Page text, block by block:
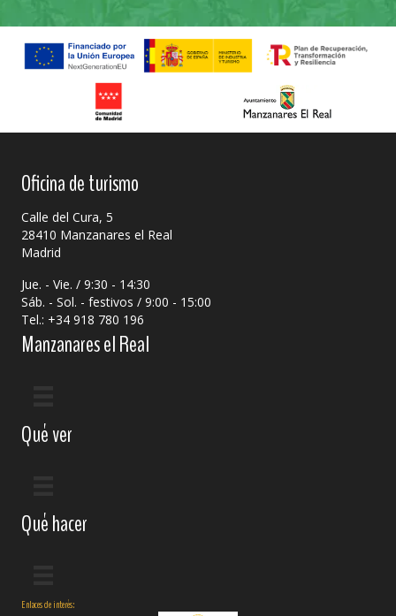
Oficina de turismo
Calle del Cura, 5
28410 Manzanares el Real
Madrid
Jue. - Vie. / 9:30 - 14:30
Sáb. - Sol. - festivos / 9:00 - 15:00
Tel.: +34 918 780 196
Manzanares el Real
Qué ver
Qué hacer
Enlaces de interés: